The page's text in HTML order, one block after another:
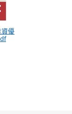
資優